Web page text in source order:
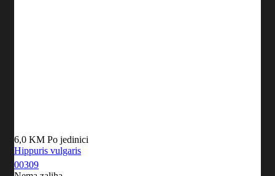
6,0 KM Po jedinici
Hippuris vulgaris
00309